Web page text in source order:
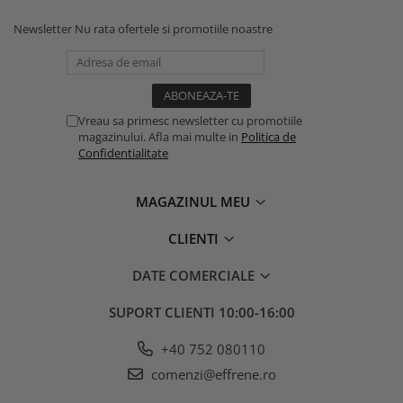
Newsletter Nu rata ofertele si promotiile noastre
Vreau sa primesc newsletter cu promotiile
magazinului. Afla mai multe in Politica de
Confidentialitate
MAGAZINUL MEU
CLIENTI
DATE COMERCIALE
SUPORT CLIENTI 10:00-16:00
+40 752 080110
comenzi@effrene.ro